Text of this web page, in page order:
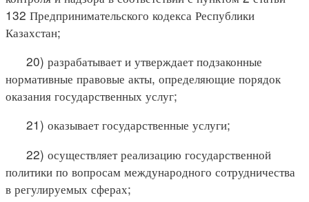
132 Предпринимательского кодекса Республики
Казахстан;
20) разрабатывает и утверждает подзаконные
нормативные правовые акты, определяющие порядок
оказания государственных услуг;
21) оказывает государственные услуги;
22) осуществляет реализацию государственной
политики по вопросам международного сотрудничества
в регулируемых сферах;